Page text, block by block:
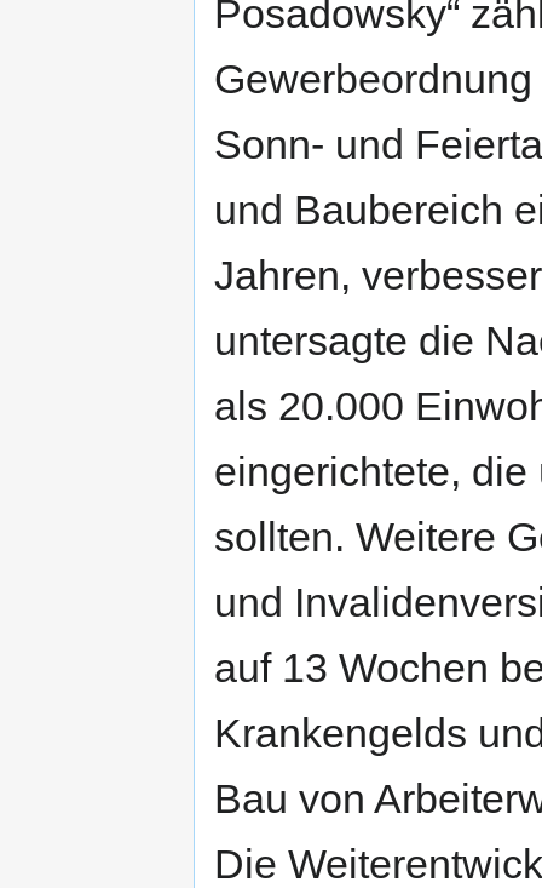
Posadowsky“
Sonn- und
und Baubereich
Jahren,
untersagte die
als 20.000
eingerichtete,
sollten. Weitere
und
auf 13 Wochen
Krankengelds
Bau von
Die